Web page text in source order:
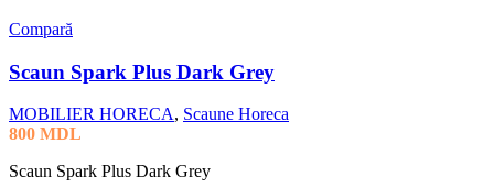
Compară
Scaun Spark Plus Dark Grey
MOBILIER HORECA, Scaune Horeca
800 MDL
Scaun Spark Plus Dark Grey